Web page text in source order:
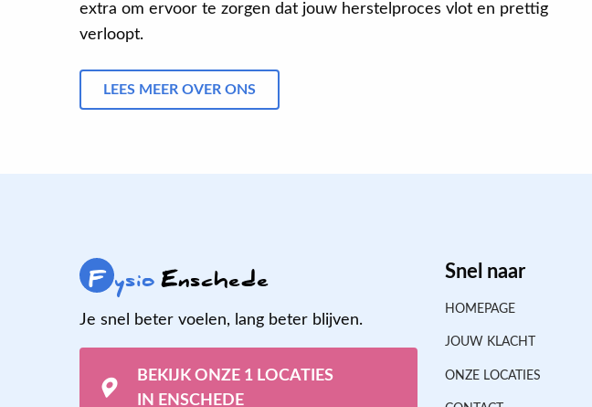
extra om ervoor te zorgen dat jouw herstelproces vlot en prettig
verloopt.
LEES MEER OVER ONS
F ysioEnschede
Je snel beter voelen, lang beter blijven.
BEKIJK ONZE 1 LOCATIES
IN ENSCHEDE
Snel naar
HOMEPAGE
JOUW KLACHT
ONZE LOCATIES